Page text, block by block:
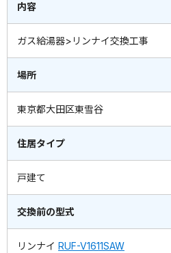
内容
ガス給湯器>リンナイ交換工事
場所
東京都大田区東雪谷
住居タイプ
戸建て
交換前の型式
リンナイ RUF-V1611SAW